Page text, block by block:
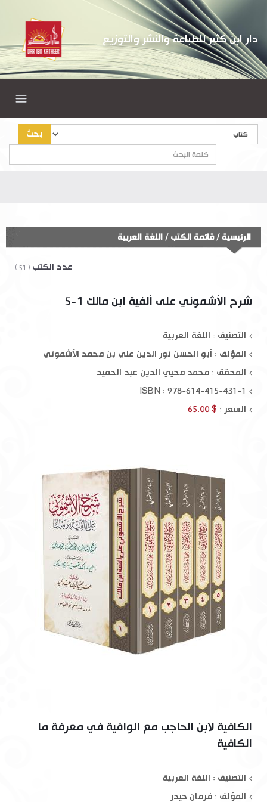
دار ابن كثير للطباعة والنشر والتوزيع
بحث
الرئيسية /قائمة الكتب/ اللغة العربية
عدد الكتب ( 51 )
شرح الأشموني على ألفية ابن مالك 1-5
التصنيف : اللغة العربية
المؤلف : أبو الحسن نور الدين علي بن محمد الأشموني
المحقق : محمد محيي الدين عبد الحميد
ISBN : 978-614-415-431-1
السعر : $ 65.00
الكافية لابن الحاجب مع الوافية في معرفة ما
الكافية
التصنيف : اللغة العربية
المؤلف : فرمان حيدر